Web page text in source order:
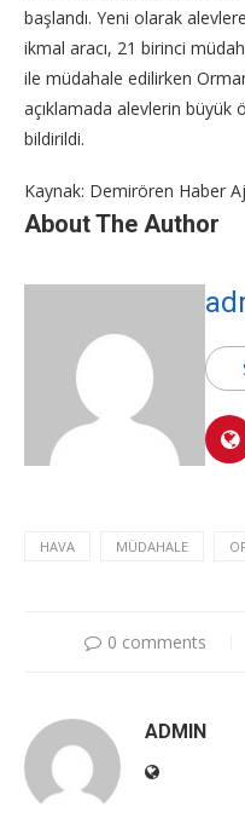
başlandı. Yeni olarak
ikmal aracı, 21 birinci
ile müdahale edilirken
açıklamada alevlerin büyük
bildirildi.
Kaynak: Demirören Haber
About The Author
HAVA MÜDAHALE
0 comments
ADMIN